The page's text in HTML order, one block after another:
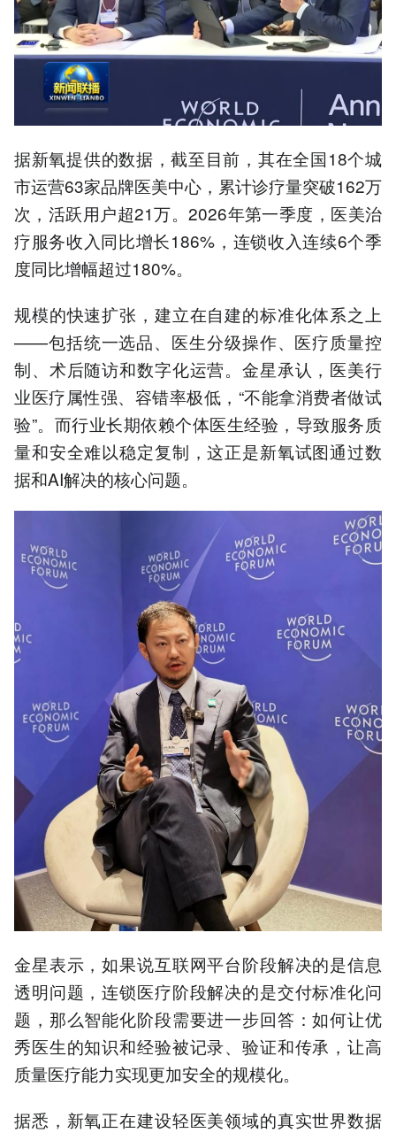
据新氧提供的数据，截至目前，其在全国18个城
市运营63家品牌医美中心，累计诊疗量突破162万
次，活跃用户超21万。2026年第一季度，医美治
疗服务收入同比增长186%，连锁收入连续6个季
度同比增幅超过180%。
规模的快速扩张，建立在自建的标准化体系之上
——包括统一选品、医生分级操作、医疗质量控
制、术后随访和数字化运营。金星承认，医美行
业医疗属性强、容错率极低，“不能拿消费者做试
验”。而行业长期依赖个体医生经验，导致服务质
量和安全难以稳定复制，这正是新氧试图通过数
据和AI解决的核心问题。
金星表示，如果说互联网平台阶段解决的是信息
透明问题，连锁医疗阶段解决的是交付标准化问
题，那么智能化阶段需要进一步回答：如何让优
秀医生的知识和经验被记录、验证和传承，让高
质量医疗能力实现更加安全的规模化。
据悉，新氧正在建设轻医美领域的真实世界数据